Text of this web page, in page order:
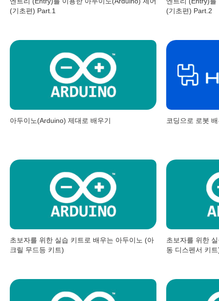
(기초편) Part.1
(기초편) Part.2
아두이노(Arduino) 제대로 배우기 코딩으로 로봇
초보자를 위한 실습 키트로 배우는 아두이노 (아
크릴 무드등 키트)
초보자를 위한
동 디스펜서 키